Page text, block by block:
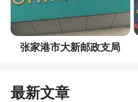
张家港市大新邮政支局
最新文章